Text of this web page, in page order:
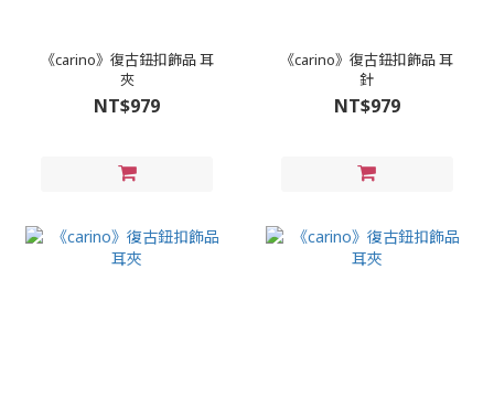
《carino》復古鈕扣飾品 耳
夾
NT$979
《carino》復古鈕扣飾品 耳
針
NT$979